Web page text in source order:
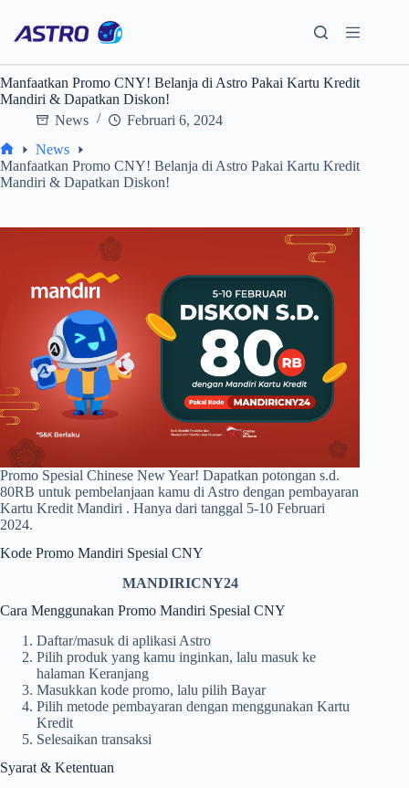
content
Manfaatkan Promo CNY! Belanja di Astro Pakai Kartu Kredit
Mandiri & Dapatkan Diskon!
News
Februari 6, 2024
Home
News
Manfaatkan Promo CNY! Belanja di Astro Pakai Kartu Kredit
Mandiri & Dapatkan Diskon!
Promo Spesial Chinese New Year! Dapatkan potongan s.d.
80RB untuk pembelanjaan kamu di Astro dengan pembayaran
Kartu Kredit Mandiri . Hanya dari tanggal 5-10 Februari
2024.
Kode Promo Mandiri Spesial CNY
MANDIRICNY24
Cara Menggunakan Promo Mandiri Spesial CNY
Daftar/masuk di aplikasi Astro
Pilih produk yang kamu inginkan, lalu masuk ke
halaman Keranjang
Masukkan kode promo, lalu pilih Bayar
Pilih metode pembayaran dengan menggunakan Kartu
Kredit
Selesaikan transaksi
Syarat & Ketentuan